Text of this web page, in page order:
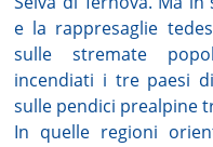
e la rappresaglie
sulle stremate
incendiati i tre paesi
sulle pendici prealpine
In quelle regioni